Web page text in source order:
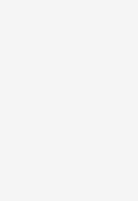
histameany education